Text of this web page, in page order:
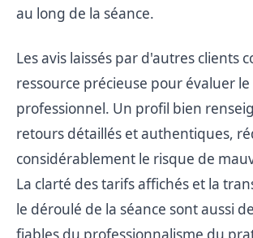
au long de la séance.
Les avis laissés par d'autres clients
ressource précieuse pour évaluer
professionnel. Un profil bien
retours détaillés et authentiques,
considérablement le risque de
La clarté des tarifs affichés et la
le déroulé de la séance sont aussi
fiables du professionnalisme du